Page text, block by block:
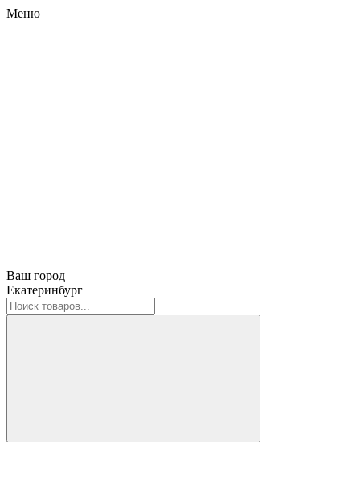
Меню
Ваш город
Екатеринбург